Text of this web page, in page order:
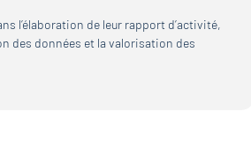
l’élaboration de leur rapport d’activité,
des données et la valorisation des